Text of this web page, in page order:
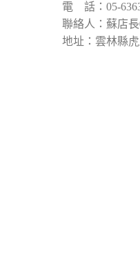
電 話：05-
聯絡人：蘇店長
地址：雲林縣